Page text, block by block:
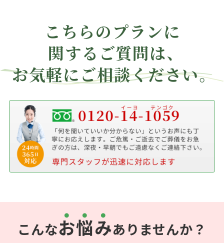
こちらのプランに
関する ご質問は、
お気軽にご相談ください。
こんなお悩みありませんか？